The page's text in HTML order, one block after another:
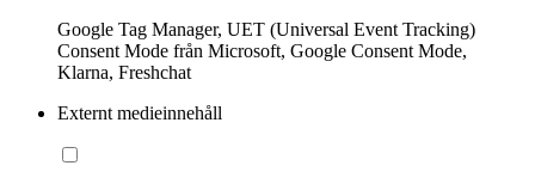
Google Tag Manager, UET (Universal Event Tracking)
Consent Mode från Microsoft, Google Consent Mode,
Klarna, Freshchat
Externt medieinnehåll